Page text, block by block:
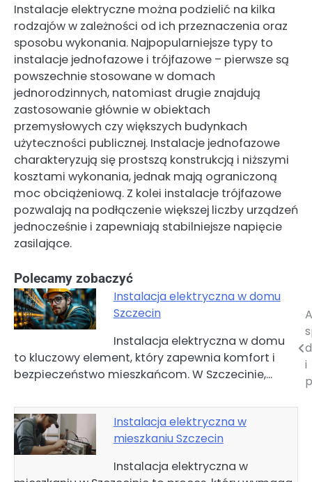
Instalacje elektryczne można podzielić na kilka
rodzajów w zależności od ich przeznaczenia oraz
sposobu wykonania. Najpopularniejsze typy to
instalacje jednofazowe i trójfazowe – pierwsze są
powszechnie stosowane w domach
jednorodzinnych, natomiast drugie znajdują
zastosowanie głównie w obiektach
przemysłowych czy większych budynkach
użyteczności publicznej. Instalacje jednofazowe
charakteryzują się prostszą konstrukcją i niższymi
kosztami wykonania, jednak mają ograniczoną
moc obciążeniową. Z kolei instalacje trójfazowe
pozwalają na podłączenie większej liczby urządzeń
jednocześnie i zapewniają stabilniejsze napięcie
zasilające.
Polecamy zobaczyć
Instalacja elektryczna w domu
Szczecin
Instalacja elektryczna w domu
to kluczowy element, który zapewnia komfort i
bezpieczeństwo mieszkańcom. W Szczecinie,…
Instalacja elektryczna w
mieszkaniu Szczecin
Instalacja elektryczna w
Nawigacja
i